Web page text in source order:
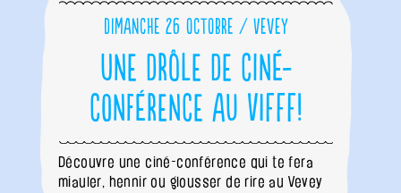
Dimanche 26 octobre / Vevey
Une drôle de ciné-
conférence au VIFFF!
Découvre une ciné-conférence qui te fera
miauler, hennir ou glousser de rire au Vevey